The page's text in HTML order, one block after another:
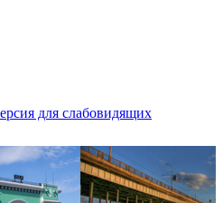
для слабовидящих